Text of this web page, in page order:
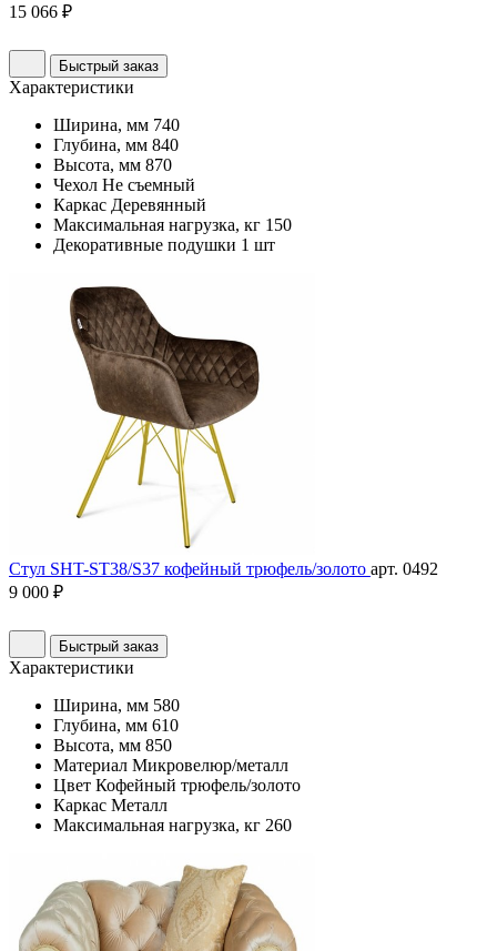
15 066 ₽
Быстрый заказ
Характеристики
Ширина, мм 740
Глубина, мм 840
Высота, мм 870
Чехол Не съемный
Каркас Деревянный
Максимальная нагрузка, кг 150
Декоративные подушки 1 шт
Стул SHT-ST38/S37 кофейный трюфель/золото арт. 0492
9 000 ₽
Быстрый заказ
Характеристики
Ширина, мм 580
Глубина, мм 610
Высота, мм 850
Материал Микровелюр/металл
Цвет Кофейный трюфель/золото
Каркас Металл
Максимальная нагрузка, кг 260